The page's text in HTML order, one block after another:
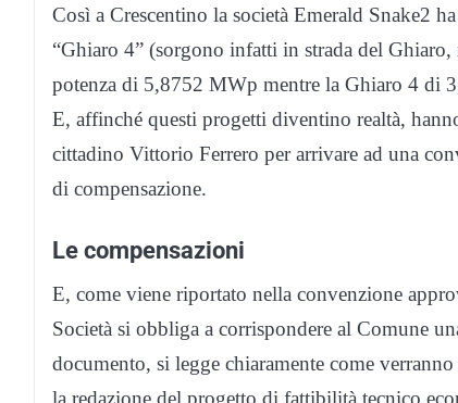
Così a Crescentino la società Emerald Snake2
“Ghiaro 4” (sorgono infatti in strada del
potenza di 5,8752 MWp mentre la Ghiaro 4 di
E, affinché questi progetti diventino realtà,
cittadino Vittorio Ferrero per arrivare ad una
di compensazione.
Le compensazioni
E, come viene riportato nella convenzione
Società si obbliga a corrispondere al Comune
documento, si legge chiaramente come
la redazione del progetto di fattibilità tecnico